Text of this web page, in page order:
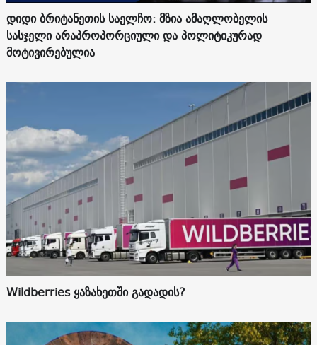
დიდი ბრიტანეთის საელჩო: მზია ამაღლობელის
სასჯელი არაპროპორციული და პოლიტიკურად
მოტივირებულია
Wildberries ყაზახეთში გადადის?